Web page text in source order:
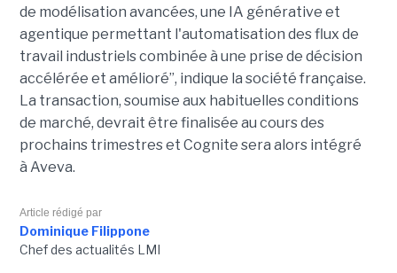
de modélisation avancées, une IA générative et
agentique permettant l'automatisation des flux de
travail industriels combinée à une prise de décision
accélérée et amélioré”, indique la société française.
La transaction, soumise aux habituelles conditions
de marché, devrait être finalisée au cours des
prochains trimestres et Cognite sera alors intégré
à Aveva.
Article rédigé par
Dominique Filippone
Chef des actualités LMI